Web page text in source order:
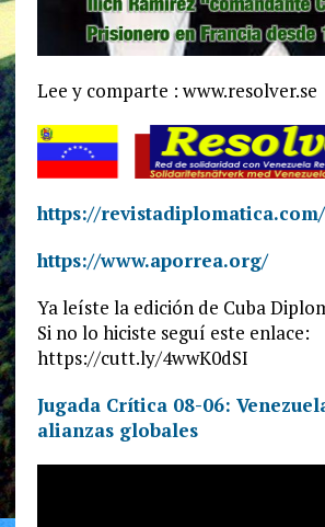
Lee y comparte : www.resolver.se
https://revistadiplomatica.com/
https://www.aporrea.org/
Ya leíste la edición de Cuba
Si no lo hiciste seguí este enlace:
https://cutt.ly/4wwK0dSI
Jugada Crítica 08-06:
alianzas globales